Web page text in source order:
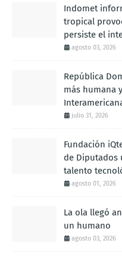
Indomet
tropical
persiste el
agosto 03, 2026
República
más humana
julio 31, 2026
Fundación
de Diputados
talento
agosto 01, 2026
La ola llegó
un humano
agosto 03, 2026